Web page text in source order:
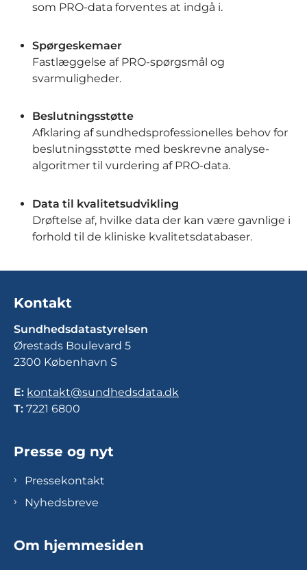
som PRO-data forventes at indgå i.
Spørgeskemaer
Fastlæggelse af PRO-spørgsmål og
svarmuligheder.
Beslutningsstøtte
Afklaring af sundhedsprofessionelles behov for
beslutningsstøtte med beskrevne analyse-
algoritmer til vurdering af PRO-data.
Data til kvalitetsudvikling
Drøftelse af, hvilke data der kan være gavnlige i
forhold til de kliniske kvalitetsdatabaser.
Kontakt
Sundhedsdatastyrelsen
Ørestads Boulevard 5
2300 København S
E: kontakt@sundhedsdata.dk
T: 7221 6800
Presse og nyt
Pressekontakt
Nyhedsbreve
Om hjemmesiden